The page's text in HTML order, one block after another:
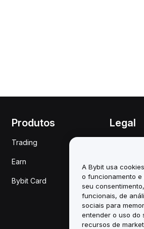
Produtos
Trading
Earn
Bybit Card
Legal
Resumo
Custódia
White
A Bybit usa
o funcionamento e
seu
funcionais, de
sociais para
entender o uso do
recursos de